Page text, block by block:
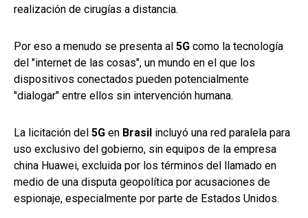
realización de cirugías a distancia.
Por eso a menudo se presenta al 5G como la tecnología
del "internet de las cosas", un mundo en el que los
dispositivos conectados pueden potencialmente
"dialogar" entre ellos sin intervención humana.
La licitación del 5G en Brasil incluyó una red paralela para
uso exclusivo del gobierno, sin equipos de la empresa
china Huawei, excluida por los términos del llamado en
medio de una disputa geopolítica por acusaciones de
espionaje, especialmente por parte de Estados Unidos.